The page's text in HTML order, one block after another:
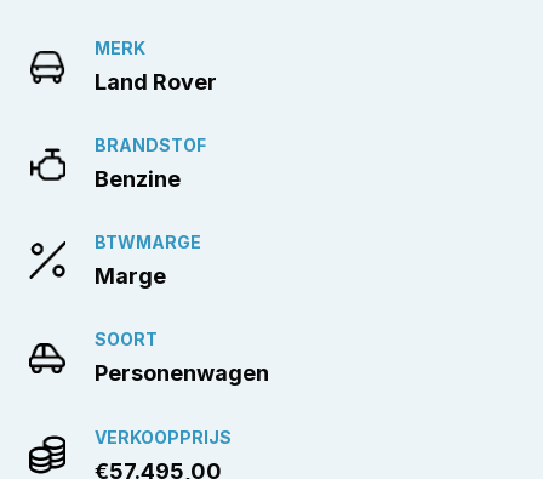
MERK
Land Rover
BRANDSTOF
Benzine
BTWMARGE
Marge
SOORT
Personenwagen
VERKOOPPRIJS
€57.495,00